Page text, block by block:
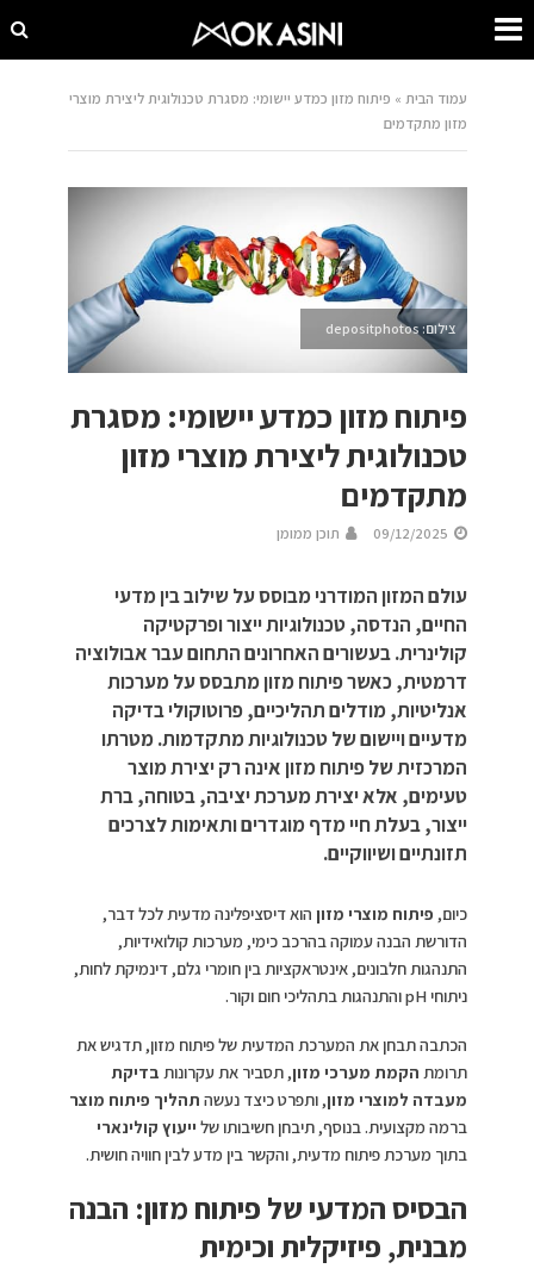
עמוד הבית » פיתוח מזון כמדע יישומי: מסגרת טכנולוגית ליצירת מוצרי
מזון מתקדמים
צילום: depositphotos
פיתוח מזון כמדע יישומי: מסגרת
טכנולוגית ליצירת מוצרי מזון
מתקדמים
09/12/2025 תוכן ממומן
עולם המזון המודרני מבוסס על שילוב בין מדעי
החיים, הנדסה, טכנולוגיות ייצור ופרקטיקה
קולינרית. בעשורים האחרונים התחום עבר אבולוציה
דרמטית, כאשר פיתוח מזון מתבסס על מערכות
אנליטיות, מודלים תהליכיים, פרוטוקולי בדיקה
מדעיים ויישום של טכנולוגיות מתקדמות. מטרתו
המרכזית של פיתוח מזון אינה רק יצירת מוצר
טעימים, אלא יצירת מערכת יציבה, בטוחה, ברת
ייצור, בעלת חיי מדף מוגדרים ותאימות לצרכים
תזונתיים ושיווקיים.
כיום, פיתוח מוצרי מזון הוא דיסציפלינה מדעית לכל דבר,
הדורשת הבנה עמוקה בהרכב כימי, מערכות קולואידיות,
התנהגות חלבונים, אינטראקציות בין חומרי גלם, דינמיקת לחות,
ניתוחי pH והתנהגות בתהליכי חום וקור.
הכתבה תבחן את המערכת המדעית של פיתוח מזון, תדגיש את
תרומת הקמת מערכי מזון, תסביר את עקרונות בדיקת
מעבדה למוצרי מזון, ותפרט כיצד נעשה תהליך פיתוח מוצר
ברמה מקצועית. בנוסף, תיבחן חשיבותו של ייעוץ קולינארי
בתוך מערכת פיתוח מדעית, והקשר בין מדע לבין חוויה חושית.
הבסיס המדעי של פיתוח מזון: הבנה
מבנית, פיזיקלית וכימית